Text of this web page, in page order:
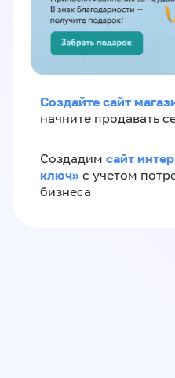
Создайте сайт
начните продавать
Создадим сайт
ключ» с учетом
бизнеса